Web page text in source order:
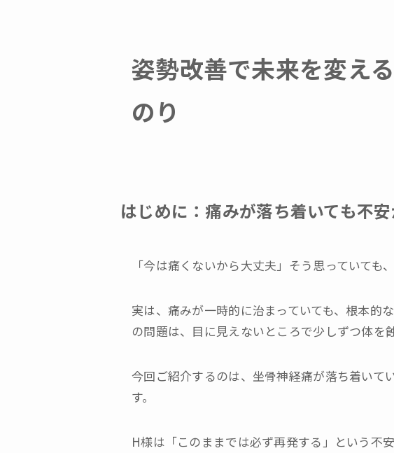
初回体験申込
姿勢改善で未来を変え
のり
はじめに：痛みが落ち着いても不
「今は痛くないから大丈夫」そう思っていても
実は、痛みが一時的に治まっていても、根本的
の問題は、目に見えないところで少しずつ体を
今回ご紹介するのは、坐骨神経痛が落ち着い
す。
H様は「このままでは必ず再発する」という不